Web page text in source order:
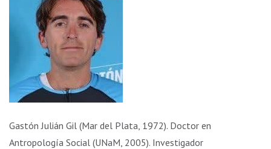
Gastón Julián Gil (Mar del Plata, 1972). Doctor en
Antropología Social (UNaM, 2005). Investigador